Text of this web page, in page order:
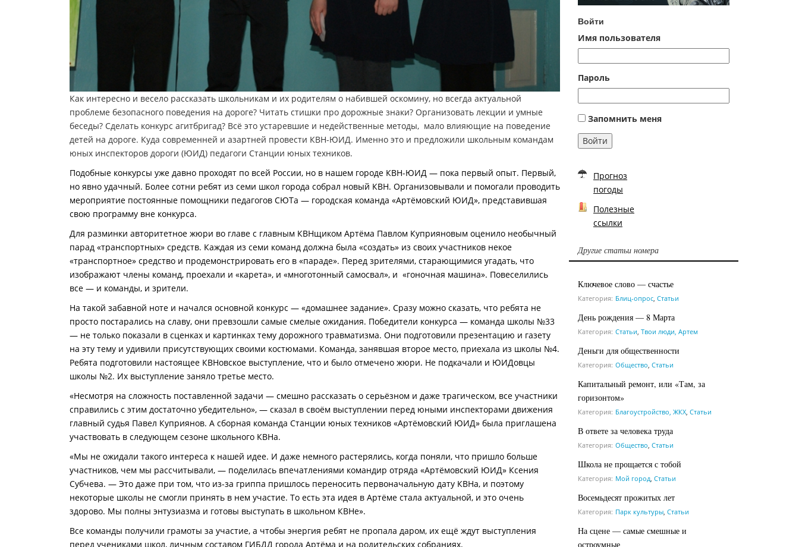
Как интересно и весело рассказать школьникам и их родителям о набившей оскомину, но всегда актуальной
проблеме безопасного поведения на дороге? Читать стишки про дорожные знаки? Организовать лекции и умные
беседы? Сделать конкурс агитбригад? Всё это устаревшие и недейственные методы, мало влияющие на поведение
детей на дороге. Куда современней и азартней провести КВН-ЮИД. Именно это и предложили школьным командам
юных инспекторов дороги (ЮИД) педагоги Станции юных техников.
Подобные конкурсы уже давно проходят по всей России, но в нашем городе КВН-ЮИД — пока первый опыт. Первый,
но явно удачный. Более сотни ребят из семи школ города собрал новый КВН. Организовывали и помогали проводить
мероприятие постоянные помощники педагогов СЮТа — городская команда «Артёмовский ЮИД», представившая
свою программу вне конкурса.
Для разминки авторитетное жюри во главе с главным КВНщиком Артёма Павлом Куприяновым оценило необычный
парад «транспортных» средств. Каждая из семи команд должна была «создать» из своих участников некое
«транспортное» средство и продемонстрировать его в «параде». Перед зрителями, старающимися угадать, что
изображают члены команд, проехали и «карета», и «многотонный самосвал», и «гоночная машина». Повеселились
все — и команды, и зрители.
На такой забавной ноте и начался основной конкурс — «домашнее задание». Сразу можно сказать, что ребята не
просто постарались на славу, они превзошли самые смелые ожидания. Победители конкурса — команда школы №33
— не только показали в сценках и картинках тему дорожного травматизма. Они подготовили презентацию и газету
на эту тему и удивили присутствующих своими костюмами. Команда, занявшая второе место, приехала из школы №4.
Ребята подготовили настоящее КВНовское выступление, что и было отмечено жюри. Не подкачали и ЮИДовцы
школы №2. Их выступление заняло третье место.
«Несмотря на сложность поставленной задачи — смешно рассказать о серьёзном и даже трагическом, все участники
справились с этим достаточно убедительно», — сказал в своём выступлении перед юными инспекторами движения
главный судья Павел Куприянов. А сборная команда Станции юных техников «Артёмовский ЮИД» была приглашена
участвовать в следующем сезоне школьного КВНа.
«Мы не ожидали такого интереса к нашей идее. И даже немного растерялись, когда поняли, что пришло больше
участников, чем мы рассчитывали, — поделилась впечатлениями командир отряда «Артёмовский ЮИД» Ксения
Субчева. — Это даже при том, что из-за гриппа пришлось переносить первоначальную дату КВНа, и поэтому
некоторые школы не смогли принять в нем участие. То есть эта идея в Артёме стала актуальной, и это очень
здорово. Мы полны энтузиазма и готовы выступать в школьном КВНе».
Все команды получили грамоты за участие, а чтобы энергия ребят не пропала даром, их ещё ждут выступления
перед учениками школ, личным составом ГИБДД города Артёма и на родительских собраниях.
Войти
Имя пользователя
Пароль
Запомнить меня
Войти
Прогноз
погоды
Полезные
ссылки
Другие статьи номера
Ключевое слово — счастье
Категория: Блиц-опрос Статьи
День рождения — 8 Марта
Категория: Статьи Твои люди, Артем
Деньги для общественности
Категория: Общество Статьи
Капитальный ремонт, или «Там, за
горизонтом»
Категория: Благоустройство, ЖКХ Статьи
В ответе за человека труда
Категория: Общество Статьи
Школа не прощается с тобой
Категория: Мой город Статьи
Восемьдесят прожитых лет
Категория: Парк культуры Статьи
На сцене — самые смешные и
остроумные